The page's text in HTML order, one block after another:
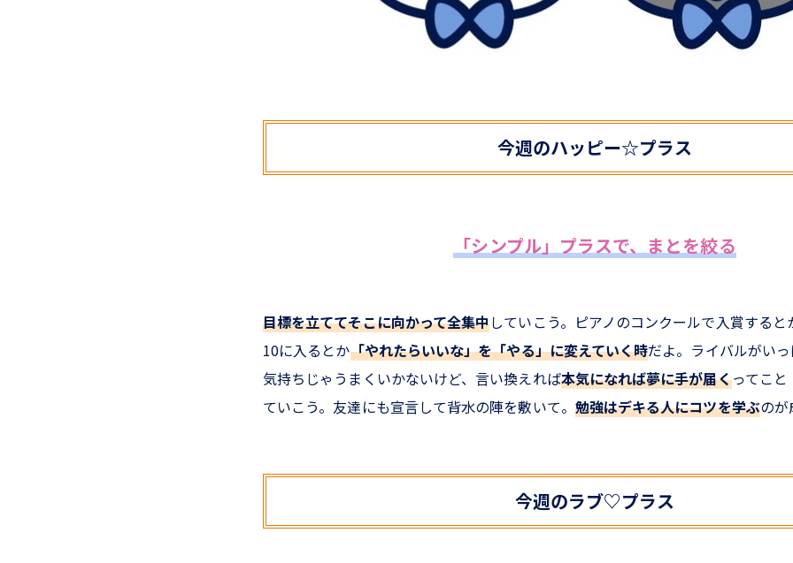
今週のハッピー☆プラス
「シンプル」プラスで、まとを絞る
目標を立ててそこに向かって全集中していこう。ピアノのコンクールで入賞する
10に入るとか「やれたらいいな」を「やる」に変えていく時だよ。ライバルがい
気持ちじゃうまくいかないけど、言い換えれば本気になれば夢に手が届くってこ
ていこう。友達にも宣言して背水の陣を敷いて。 勉強はデキる人にコツを学ぶのが
今週のラブ♡プラス